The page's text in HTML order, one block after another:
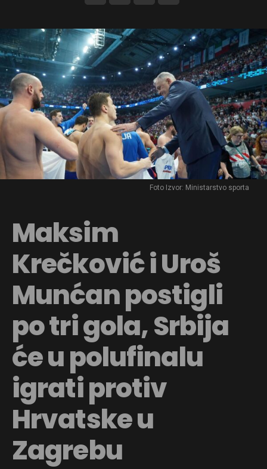
Foto Izvor: Ministarstvo sporta
Maksim
Krečković i Uroš
Munćan postigli
po tri gola, Srbija
će u polufinalu
igrati protiv
Hrvatske u
Zagrebu